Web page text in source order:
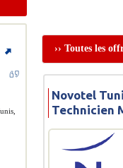
›› Toutes les
Novotel
Technicien